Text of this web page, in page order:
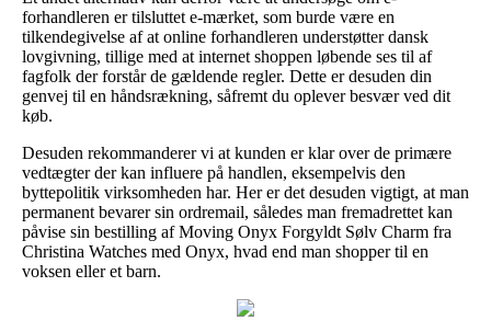
forhandleren er tilsluttet e-mærket, som burde være en
tilkendegivelse af at online forhandleren understøtter dansk
lovgivning, tillige med at internet shoppen løbende ses til af
fagfolk der forstår de gældende regler. Dette er desuden din
genvej til en håndsrækning, såfremt du oplever besvær ved dit
køb.
Desuden rekommanderer vi at kunden er klar over de primære
vedtægter der kan influere på handlen, eksempelvis den
byttepolitik virksomheden har. Her er det desuden vigtigt, at man
permanent bevarer sin ordremail, således man fremadrettet kan
påvise sin bestilling af Moving Onyx Forgyldt Sølv Charm fra
Christina Watches med Onyx, hvad end man shopper til en
voksen eller et barn.